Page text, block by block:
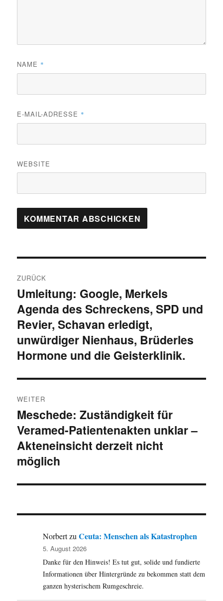
NAME *
E-MAIL-ADRESSE *
WEBSITE
ZURÜCK
Vorheriger
Beitrag:
Umleitung: Google, Merkels
Agenda des Schreckens, SPD und
Revier, Schavan erledigt,
unwürdiger Nienhaus, Brüderles
Hormone und die Geisterklinik.
WEITER
Nächster
Beitrag:
Meschede: Zuständigkeit für
Veramed-Patientenakten unklar –
Akteneinsicht derzeit nicht
möglich
NorbertzuCeuta: Menschen als Katastrophen
5. August 2026
Danke für den Hinweis! Es tut gut, solide und fundierte
Informationen über Hintergründe zu bekommen statt dem
ganzen hysterischem Rumgeschreie.